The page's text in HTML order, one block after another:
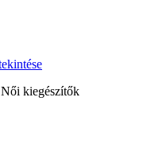
Női kiegészítők